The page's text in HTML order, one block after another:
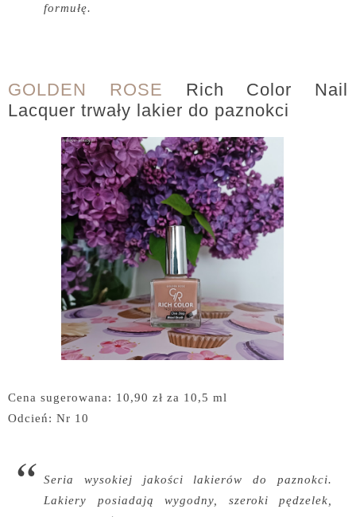
formułę.
GOLDEN ROSE Rich Color Nail
Lacquer trwały lakier do paznokci
Cena sugerowana: 10,90 zł za 10,5 ml
Odcień: Nr 10
Seria wysokiej jakości lakierów do paznokci.
Lakiery posiadają wygodny, szeroki pędzelek,